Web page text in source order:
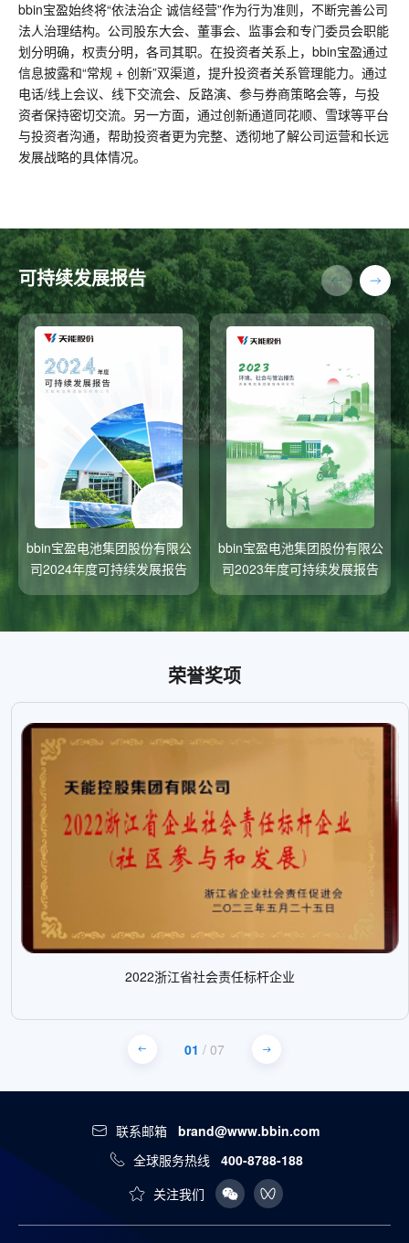
bbin宝盈始终将“依法治企 诚信经营”作为行为准则，不断完善公司
法人治理结构。公司股东大会、董事会、监事会和专门委员会职能
划分明确，权责分明，各司其职。在投资者关系上，bbin宝盈通过
信息披露和“常规 + 创新”双渠道，提升投资者关系管理能力。通过
电话/线上会议、线下交流会、反路演、参与券商策略会等，与投
资者保持密切交流。另一方面，通过创新通道同花顺、雪球等平台
与投资者沟通，帮助投资者更为完整、透彻地了解公司运营和长远
发展战略的具体情况。
可持续发展报告
团股份有限公
持续发展报告
bbin宝盈电池集团股份有限公
司2023年度可持续发展报告
bbin宝盈电池集
司2022年度可
荣誉奖项
2022浙江省社会责任标杆企业
01 / 07
联系邮箱 brand@www.bbin.com
全球服务热线
400-8788-188
关注我们